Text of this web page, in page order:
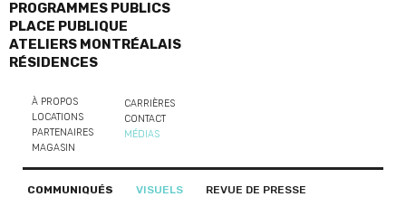
PROGRAMMES PUBLICS
PLACE PUBLIQUE
ATELIERS MONTRÉALAIS
RÉSIDENCES
À PROPOS
LOCATIONS
PARTENAIRES
MAGASIN
CARRIÈRES
CONTACT
MÉDIAS
COMMUNIQUÉS VISUELS REVUE DE PRESSE